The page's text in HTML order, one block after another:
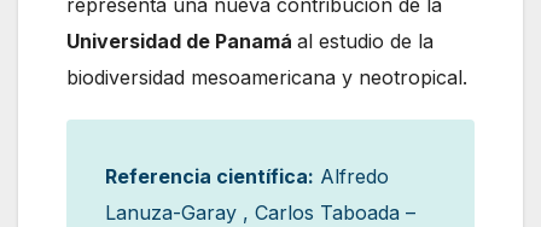
representa una nueva contribución de la
Universidad de Panamá al estudio de la
biodiversidad mesoamericana y neotropical.
Referencia científica: Alfredo
Lanuza-Garay , Carlos Taboada –